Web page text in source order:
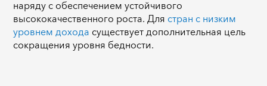
наряду с обеспечением устойчивого
высококачественного роста. Для стран с низким
уровнем дохода существует дополнительная цель
сокращения уровня бедности.